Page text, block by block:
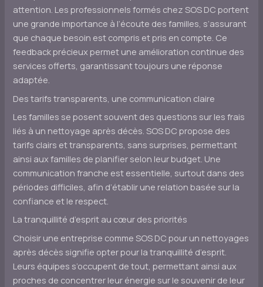
attention. Les professionnels formés chez SOS DC portent
une grande importance à l’écoute des familles, s’assurant
que chaque besoin est compris et pris en compte. Ce
feedback précieux permet une amélioration continue des
services offerts, garantissant toujours une réponse
adaptée.
Des tarifs transparents, une communication claire
Les familles se posent souvent des questions sur les frais
liés à un nettoyage après décès. SOS DC propose des
tarifs clairs et transparents, sans surprises, permettant
ainsi aux familles de planifier selon leur budget. Une
communication franche est essentielle, surtout dans des
périodes difficiles, afin d’établir une relation basée sur la
confiance et le respect.
La tranquillité d’esprit au cœur des priorités
Choisir une entreprise comme SOS DC pour un nettoyages
après décès signifie opter pour la tranquillité d’esprit.
Leurs équipes s’occupent de tout, permettant ainsi aux
proches de concentrer leur énergie sur le souvenir de leur